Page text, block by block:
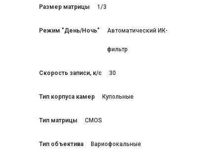
Размер матрицы 1/3
Режим "День/Ночь" Автоматический ИК-
фильтр
Скорость записи, к/с 30
Тип корпуса камер Купольные
Тип матрицы CMOS
Тип объектива Вариофокальные